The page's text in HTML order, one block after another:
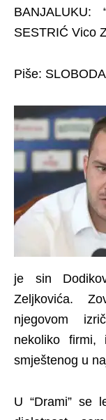
BANJALUKU:
SESTRIĆ Vico
Piše:
je sin
Zeljkovića.
njegovom
nekoliko firmi,
smještenog u
U “Drami” se